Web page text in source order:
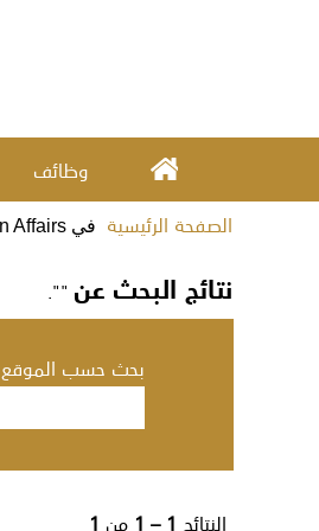
وظائف
الصفحة الرئيسية
في Ministry of Foreign Affairs
نتائج البحث عن "".
بحث حسب الموقع
النتائج 1 – 1 من 1